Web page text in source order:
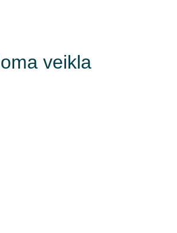
veikla